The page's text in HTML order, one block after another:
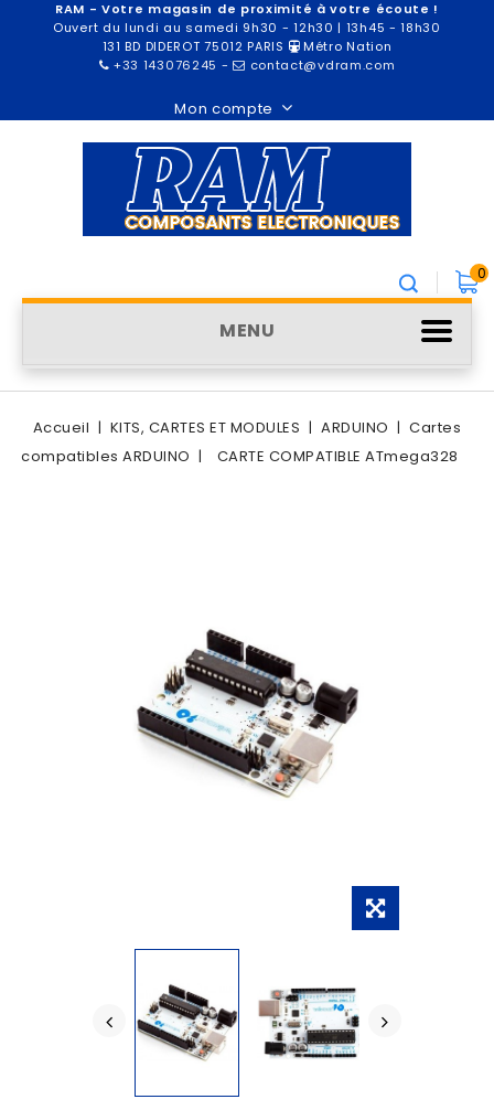
RAM - Votre magasin de proximité à votre écoute !
Ouvert du lundi au samedi 9h30 - 12h30 | 13h45 - 18h30
131 BD DIDEROT 75012 PARIS
Métro Nation
+33 143076245 - contact@vdram.com
Mon compte
0
MENU
Accueil KITS, CARTES ET MODULES ARDUINO
Cartes
compatibles ARDUINO
CARTE COMPATIBLE ATmega328